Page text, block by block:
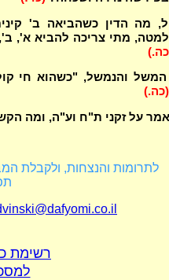
מה הדין כשהביאה ב'
למטה, מתי צריכה להביא א',
כה.)
והנמשל, "כשהוא חי
(כה.)
על זקני ת"ח וע"ה, ומה
לתרומות והנצחות, ולקבלת
רשימת